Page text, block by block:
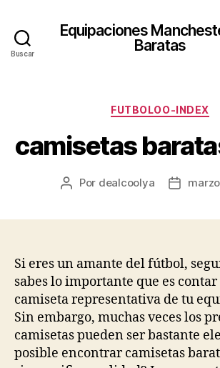
Buscar
Equipaciones
Baratas
Categorías
FUTBOLOO-INDEX
camisetas
Autor
Por dealcoolya
Fecha
Si eres un amante del fútbol,
sabes lo importante que es
camiseta representativa de tu
Sin embargo, muchas veces los
camisetas pueden ser bastante
posible encontrar camisetas